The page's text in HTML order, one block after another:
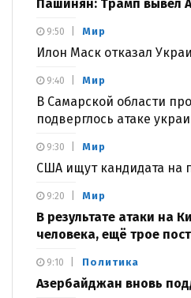
Пашинян: Трамп вывел
Мир
Илон Маск отказал
9:50
Мир
В Самарской области
подверглось атаке
9:40
Мир
США ищут кандидата на
9:30
Мир
В результате атаки на
человека, ещё трое
9:20
Политика
Азербайджан вновь
9:10